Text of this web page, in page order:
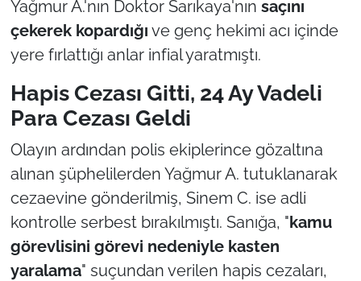
Yağmur A.'nın Doktor Sarıkaya'nın saçını
çekerek kopardığı ve genç hekimi acı içinde
yere fırlattığı anlar infial yaratmıştı.
Hapis Cezası Gitti, 24 Ay Vadeli
Para Cezası Geldi
Olayın ardından polis ekiplerince gözaltına
alınan şüphelilerden Yağmur A. tutuklanarak
cezaevine gönderilmiş, Sinem C. ise adli
kontrolle serbest bırakılmıştı. Sanığa, "kamu
görevlisini görevi nedeniyle kasten
yaralama" suçundan verilen hapis cezaları,